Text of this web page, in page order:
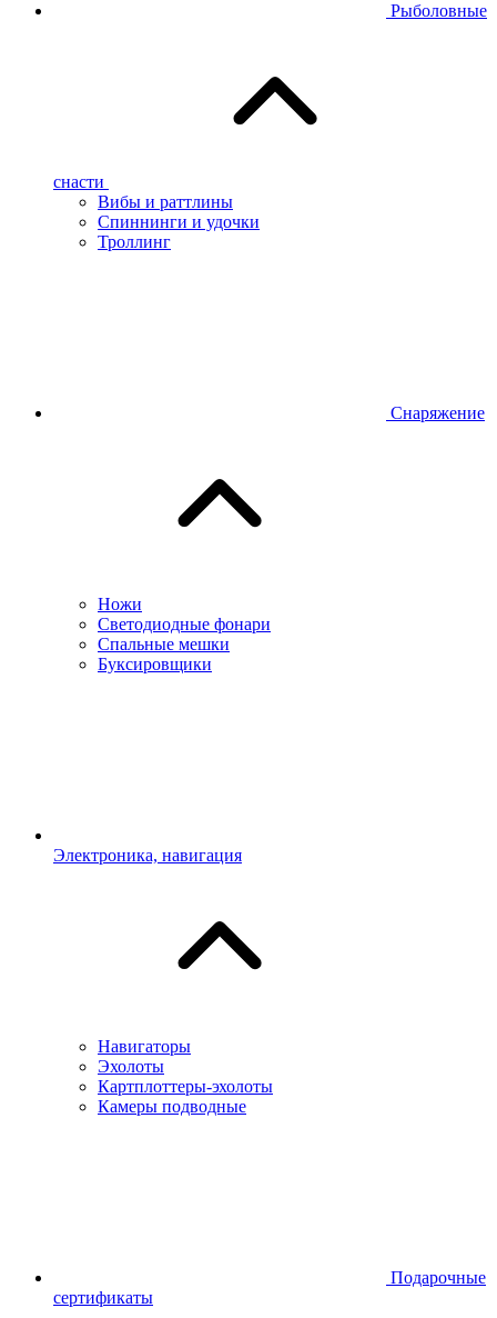
Рыболовные
снасти
Вибы и раттлины
Спиннинги и удочки
Троллинг
Снаряжение
Ножи
Светодиодные фонари
Спальные мешки
Буксировщики
Электроника, навигация
Навигаторы
Эхолоты
Картплоттеры-эхолоты
Камеры подводные
Подарочные
сертификаты